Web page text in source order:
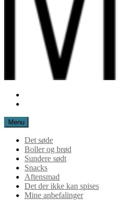
mættemette
Menu
Det søde
Boller og brød
Sundere sødt
Snacks
Aftensmad
Det der ikke kan spises
Mine anbefalinger